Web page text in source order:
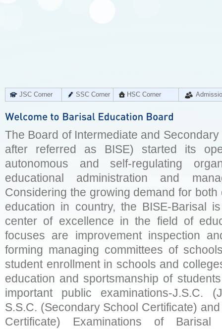
JSC Corner SSC Corner HSC Corner
The Board of Intermediate and
after referred as BISE) started its
autonomous and self-regulating
educational administration and
Considering the growing demand for
education in country, the BISE-Barisal
center of excellence in the field of
focuses are improvement inspection
forming managing committees of
student enrollment in schools and
education and sportsmanship of
important public examinations-J.S.C.
S.S.C. (Secondary School Certificate)
Certificate) Examinations of